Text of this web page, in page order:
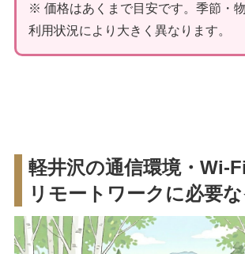
※ 価格はあくまで目安です。季節・
利用状況により大きく異なります。
軽井沢の通信環境・
リモートワークに必要